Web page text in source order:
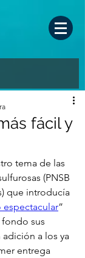
fácil y
tema de las
(PNSB
que introducía
espectacular”
sus
a los ya
entrega